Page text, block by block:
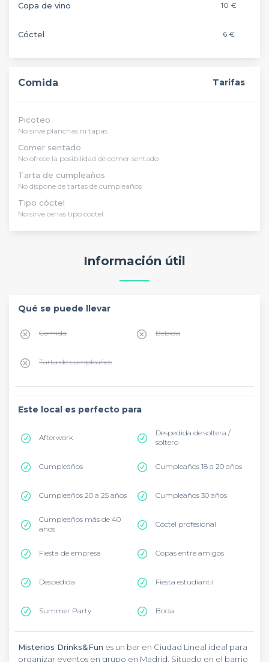
Copa de vino 10 €
Cóctel 6 €
Comida Tarifas
Picoteo
No sirve planchas ni tapas
Comer sentado
No ofrece la posibilidad de comer sentado
Tarta de cumpleaños
No dispone de tartas de cumpleaños
Tipo cóctel
No sirve cenas tipo cóctel
Información útil
Qué se puede llevar
Comida Bebida
Tarta de cumpleaños
Este local es perfecto para
Afterwork
Despedida de soltera /
soltero
Cumpleaños Cumpleaños 18 a 20 años
Cumpleaños 20 a 25 años Cumpleaños 30 años
Cumpleaños más de 40
años
Cóctel profesional
Fiesta de empresa Copas entre amigos
Despedida Fiesta estudiantil
Summer Party Boda
Misterios Drinks&Fun es un bar en Ciudad Lineal ideal para
organizar eventos en grupo en Madrid. Situado en el barrio